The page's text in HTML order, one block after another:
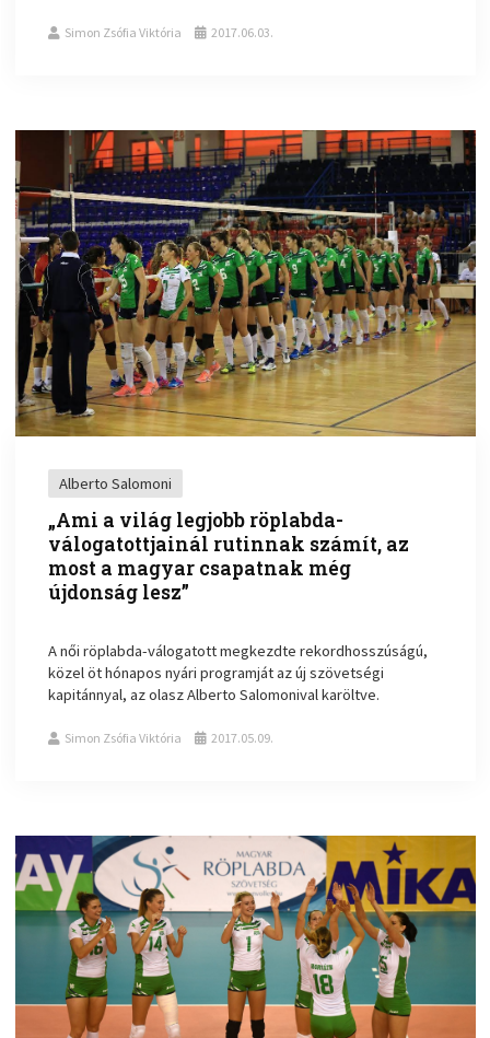
Simon Zsófia Viktória 2017.06.03.
Alberto Salomoni
„Ami a világ legjobb röplabda-
válogatottjainál rutinnak számít, az
most a magyar csapatnak még
újdonság lesz”
A női röplabda-válogatott megkezdte rekordhosszúságú,
közel öt hónapos nyári programját az új szövetségi
kapitánnyal, az olasz Alberto Salomonival karöltve.
Simon Zsófia Viktória 2017.05.09.